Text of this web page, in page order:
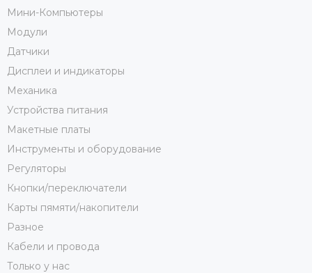
Мини-Компьютеры
Модули
Датчики
Дисплеи и индикаторы
Механика
Устройства питания
Макетные платы
Инструменты и оборудование
Регуляторы
Кнопки/переключатели
Карты пямяти/накопители
Разное
Кабели и провода
Только у нас